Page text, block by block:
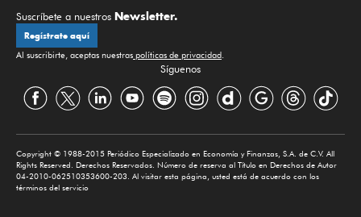
Suscríbete a nuestros Newsletter.
Regístrate aquí
Al suscribirte, aceptas nuestras políticas de privacidad.
Síguenos
Copyright © 1988-2015 Periódico Especializado en Economía y Finanzas, S.A. de C.V. All
Rights Reserved. Derechos Reservados. Número de reserva al Título en Derechos de Autor
04-2010-062510353600-203. Al visitar esta página, usted está de acuerdo con los
términos del servicio